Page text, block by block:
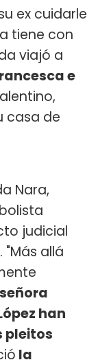
ex cuidarle
tiene con
viajó a
e
casa de
Nara,
judicial
"Más allá
han
pleitos
la